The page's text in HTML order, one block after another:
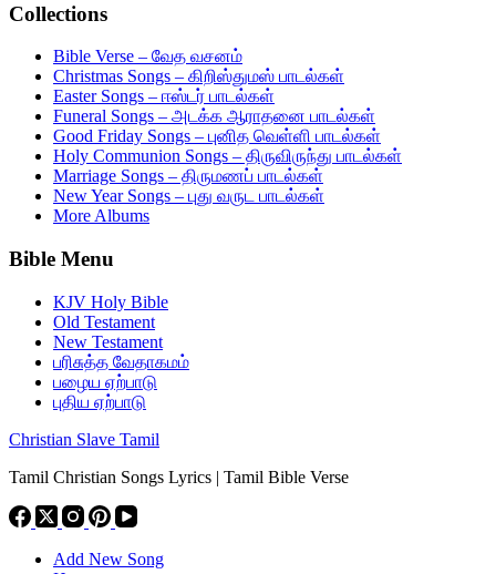
Collections
Bible Verse – வேத வசனம்
Christmas Songs – கிறிஸ்துமஸ் பாடல்கள்
Easter Songs – ஈஸ்டர் பாடல்கள்
Funeral Songs – அடக்க ஆராதனை பாடல்கள்
Good Friday Songs – புனித வெள்ளி பாடல்கள்
Holy Communion Songs – திருவிருந்து பாடல்கள்
Marriage Songs – திருமணப் பாடல்கள்
New Year Songs – புது வருட பாடல்கள்
More Albums
Bible Menu
KJV Holy Bible
Old Testament
New Testament
பரிசுத்த வேதாகமம்
பழைய ஏற்பாடு
புதிய ஏற்பாடு
Christian Slave Tamil
Tamil Christian Songs Lyrics | Tamil Bible Verse
Add New Song